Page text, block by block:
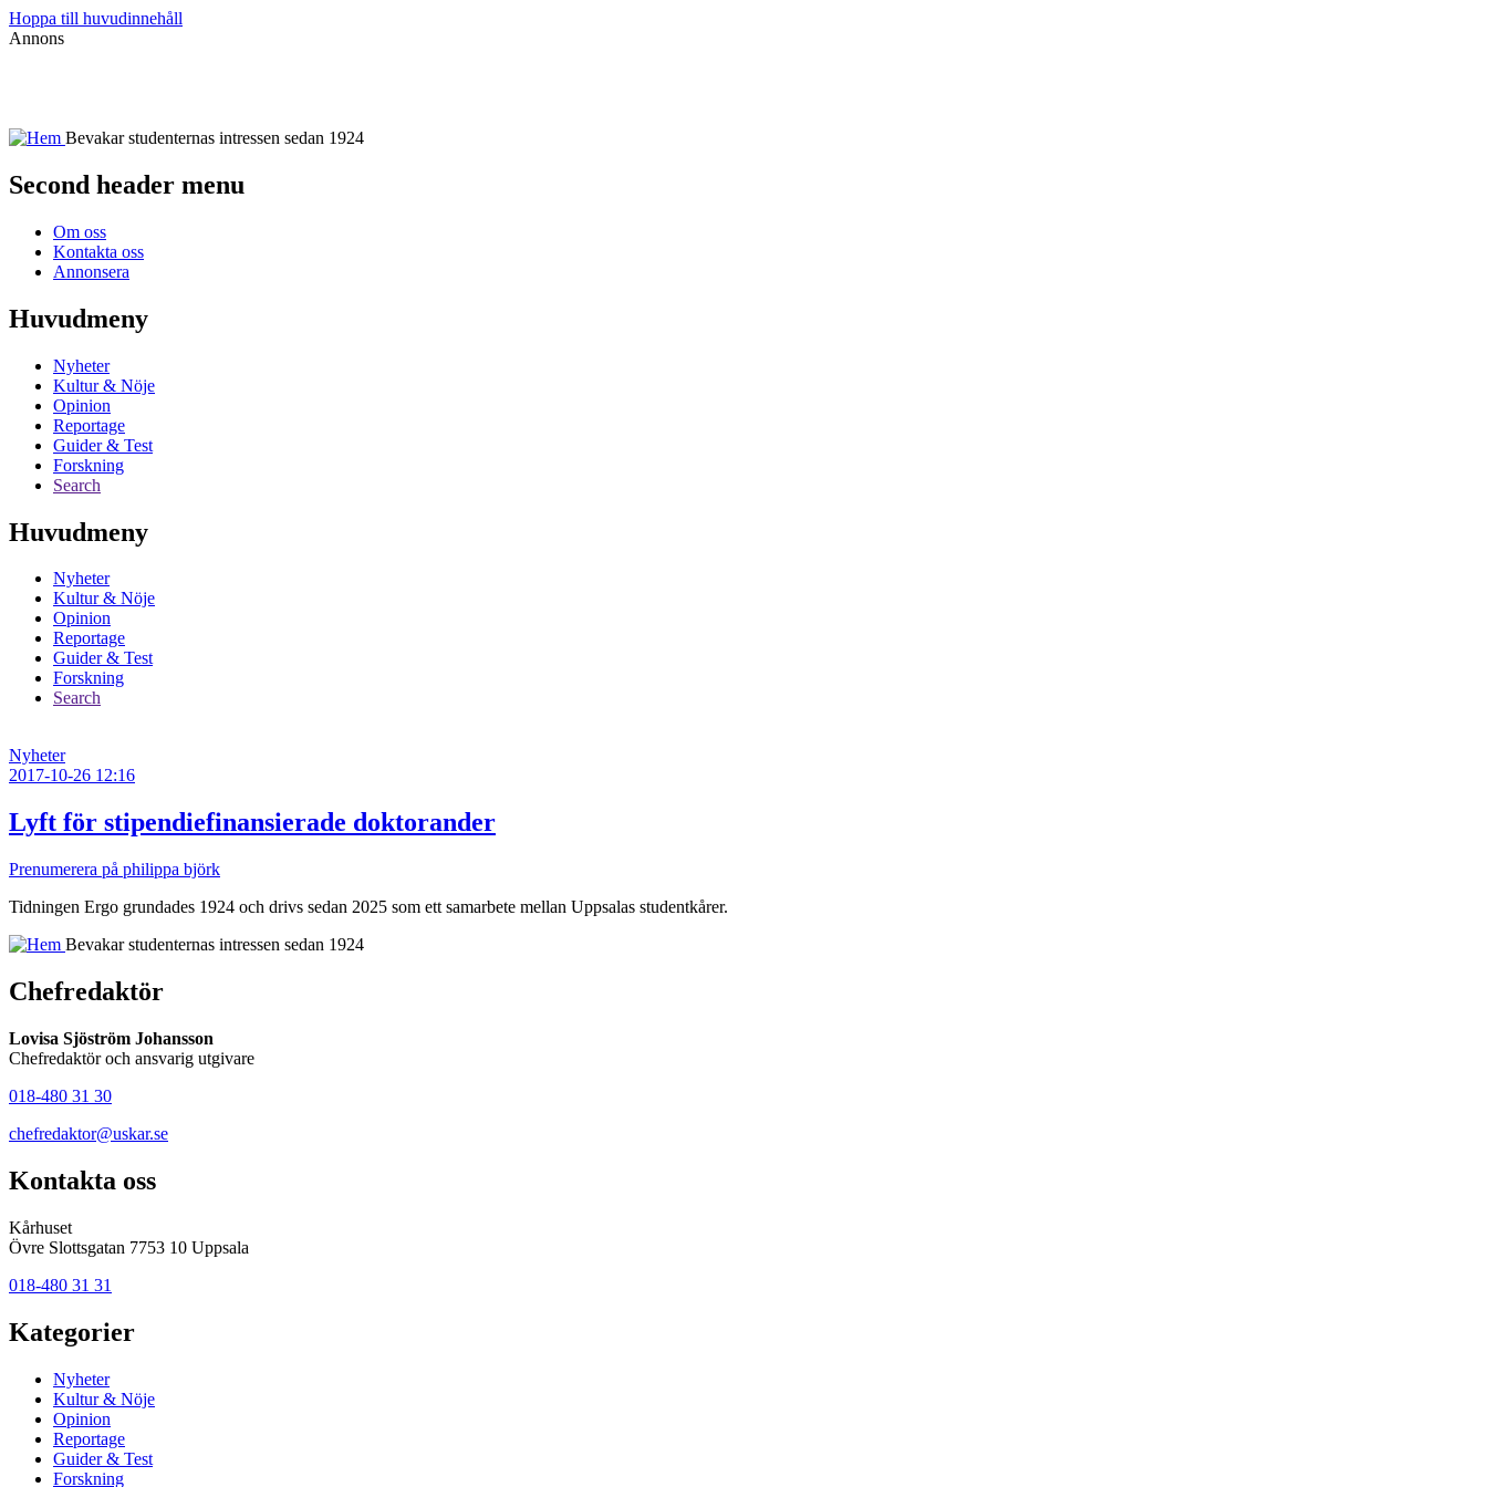
Hoppa till huvudinnehåll
Annons
Bevakar studenternas intressen sedan 1924
Second header menu
Om oss
Kontakta oss
Annonsera
Huvudmeny
Nyheter
Kultur & Nöje
Opinion
Reportage
Guider & Test
Forskning
Search
Huvudmeny
Nyheter
Kultur & Nöje
Opinion
Reportage
Guider & Test
Forskning
Search
Nyheter
2017-10-26 12:16
Lyft för stipendiefinansierade doktorander
Prenumerera på philippa björk
Tidningen Ergo grundades 1924 och drivs sedan 2025 som ett samarbete mellan Uppsalas studentkårer.
Bevakar studenternas intressen sedan 1924
Chefredaktör
Lovisa Sjöström Johansson
Chefredaktör och ansvarig utgivare
018-480 31 30
chefredaktor@uskar.se
Kontakta oss
Kårhuset
Övre Slottsgatan 7753 10 Uppsala
018-480 31 31
Kategorier
Nyheter
Kultur & Nöje
Opinion
Reportage
Guider & Test
Forskning